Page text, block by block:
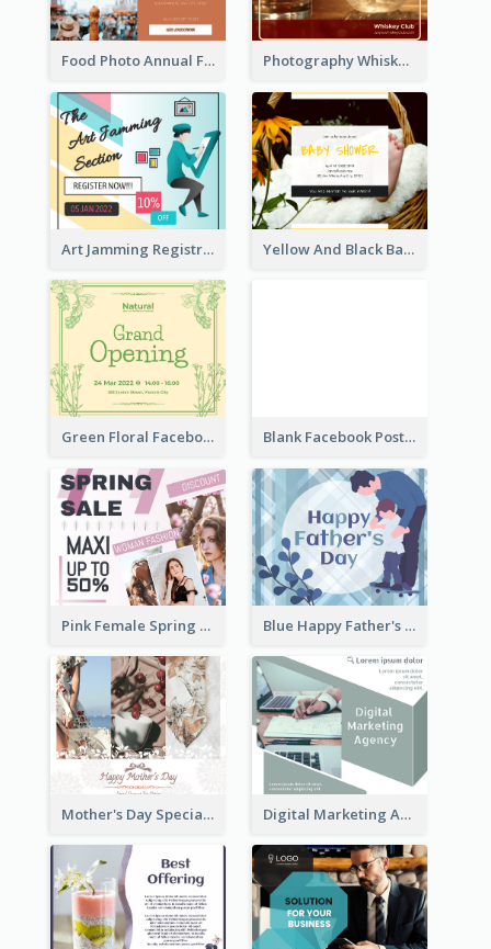
Food Photo Annual Food Fair Invitation Facebook Post Photography Whiskey Day Facebook Post With Details
Art Jamming Registration Facebook Post Yellow And Black Baby Shower Facebook Post
Green Floral Facebook Post About Grand Opening Blank Facebook Post
Pink Female Spring Fashion Facebook Post Design Blue Happy Father's Day Facebook Post
Mother's Day Special Sale Orange Facebook Post Digital Marketing Agency Green Facebook Post